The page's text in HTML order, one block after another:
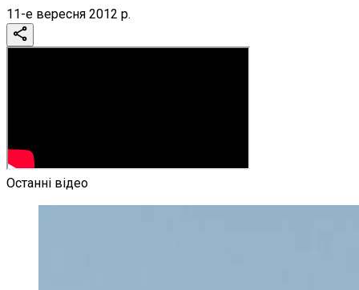
11-е вересня 2012 р.
Останні відео